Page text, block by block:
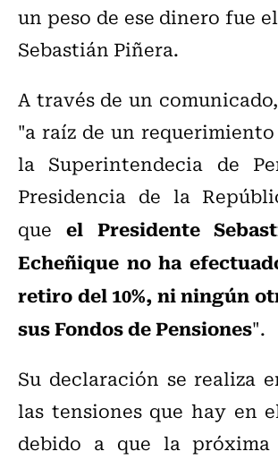
un peso de ese dinero fue
Sebastián Piñera.
A través de un
"a raíz de un
la Superintendecia de
Presidencia de la
que el Presidente
Echeñique no ha
retiro del 10%, ni ningún
sus Fondos de Pensiones".
Su declaración se realiza
las tensiones que hay en
debido a que la próxima